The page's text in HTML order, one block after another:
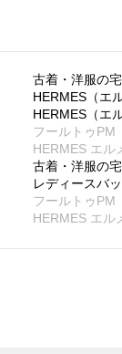
古着・洋服の
HERMES（エ
HERMES（エ
フールトゥPM
HERMES エル
古着・洋服の
レディースバ
フールトゥPM
HERMES エル